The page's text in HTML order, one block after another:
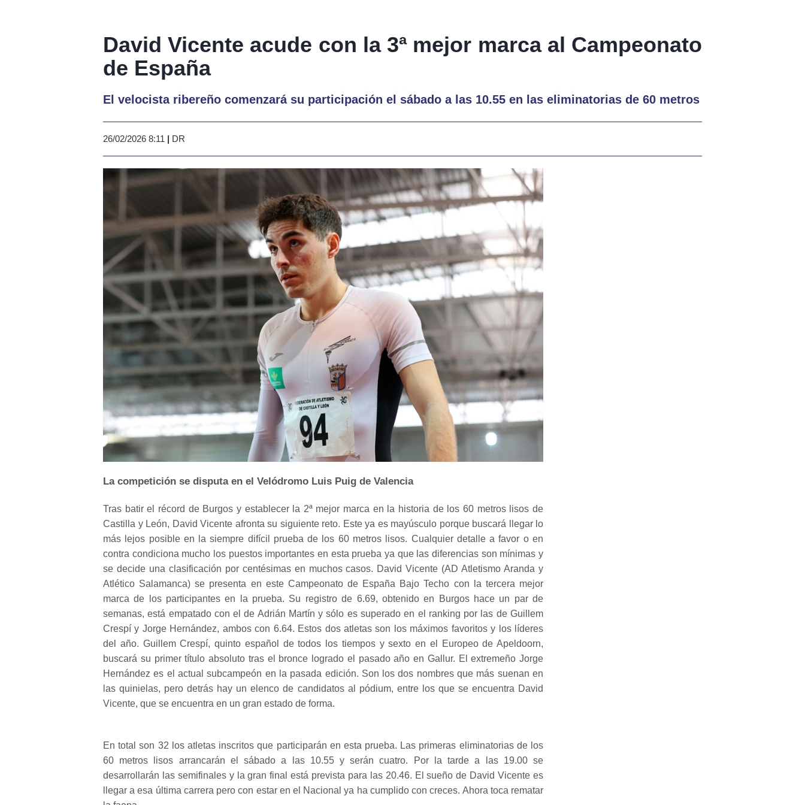
David Vicente acude con la 3ª mejor marca al Campeonato
de España
El velocista ribereño comenzará su participación el sábado a las 10.55 en las eliminatorias de 60 metros
26/02/2026 8:11 | DR
La competición se disputa en el Velódromo Luis Puig de Valencia
Tras batir el récord de Burgos y establecer la 2ª mejor marca en la historia de los 60 metros lisos de
Castilla y León, David Vicente afronta su siguiente reto. Este ya es mayúsculo porque buscará llegar lo
más lejos posible en la siempre difícil prueba de los 60 metros lisos. Cualquier detalle a favor o en
contra condiciona mucho los puestos importantes en esta prueba ya que las diferencias son mínimas y
se decide una clasificación por centésimas en muchos casos. David Vicente (AD Atletismo Aranda y
Atlético Salamanca) se presenta en este Campeonato de España Bajo Techo con la tercera mejor
marca de los participantes en la prueba. Su registro de 6.69, obtenido en Burgos hace un par de
semanas, está empatado con el de Adrián Martín y sólo es superado en el ranking por las de Guillem
Crespí y Jorge Hernández, ambos con 6.64. Estos dos atletas son los máximos favoritos y los líderes
del año. Guillem Crespí, quinto español de todos los tiempos y sexto en el Europeo de Apeldoorn,
buscará su primer título absoluto tras el bronce logrado el pasado año en Gallur. El extremeño Jorge
Hernández es el actual subcampeón en la pasada edición. Son los dos nombres que más suenan en
las quinielas, pero detrás hay un elenco de candidatos al pódium, entre los que se encuentra David
Vicente, que se encuentra en un gran estado de forma.
En total son 32 los atletas inscritos que participarán en esta prueba. Las primeras eliminatorias de los
60 metros lisos arrancarán el sábado a las 10.55 y serán cuatro. Por la tarde a las 19.00 se
desarrollarán las semifinales y la gran final está prevista para las 20.46. El sueño de David Vicente es
llegar a esa última carrera pero con estar en el Nacional ya ha cumplido con creces. Ahora toca rematar